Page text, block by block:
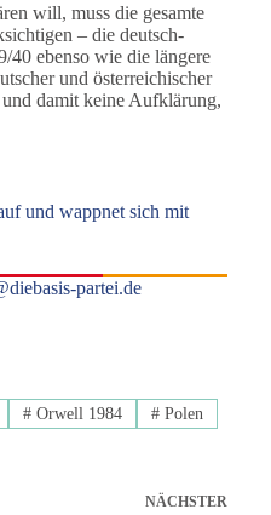
will, muss die gesamte
– die deutsch-
40 ebenso wie die längere
und österreichischer
damit keine Aufklärung,
und wappnet sich mit
partei.de
# Orwell 1984 # Polen
NÄCHSTER